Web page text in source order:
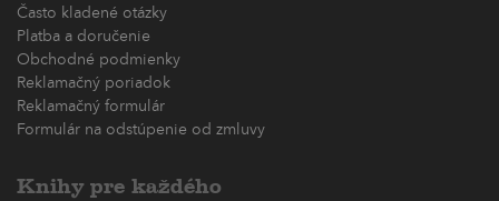
Často kladené otázky
Platba a doručenie
Obchodné podmienky
Reklamačný poriadok
Reklamačný formulár
Formulár na odstúpenie od zmluvy
Knihy pre každého